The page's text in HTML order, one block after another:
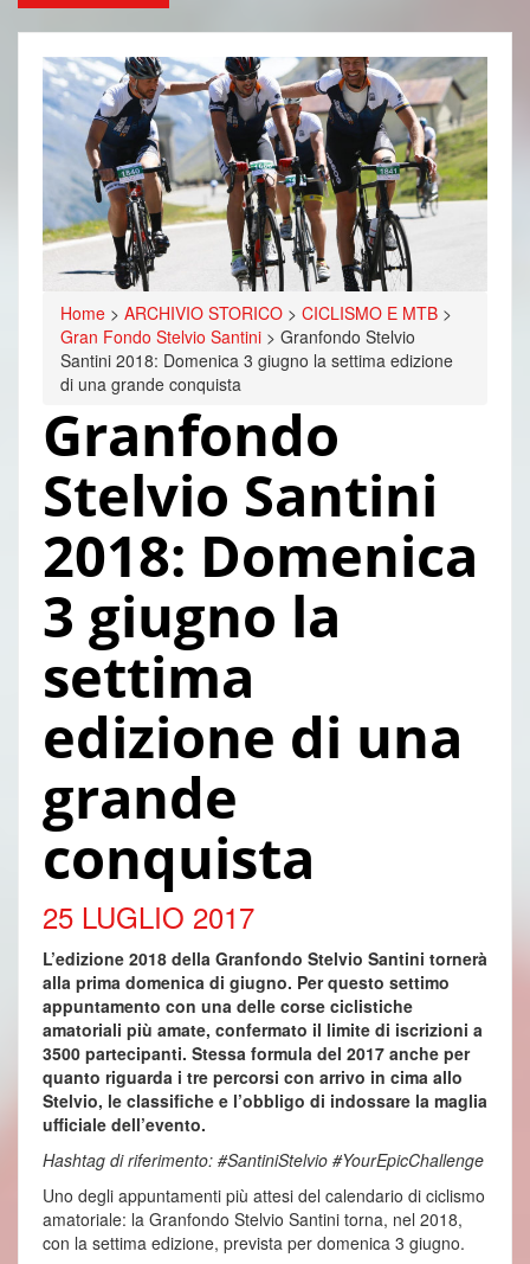
Home > ARCHIVIO STORICO > CICLISMO E MTB >
Gran Fondo Stelvio Santini > Granfondo Stelvio
Santini 2018: Domenica 3 giugno la settima edizione
di una grande conquista
Granfondo
Stelvio Santini
2018: Domenica
3 giugno la
settima
edizione di una
grande
conquista
25 LUGLIO 2017
L’edizione 2018 della Granfondo Stelvio Santini tornerà
alla prima domenica di giugno. Per questo settimo
appuntamento con una delle corse ciclistiche
amatoriali più amate, confermato il limite di iscrizioni a
3500 partecipanti. Stessa formula del 2017 anche per
quanto riguarda i tre percorsi con arrivo in cima allo
Stelvio, le classifiche e l’obbligo di indossare la maglia
ufficiale dell’evento.
Hashtag di riferimento: #SantiniStelvio #YourEpicChallenge
Uno degli appuntamenti più attesi del calendario di ciclismo
amatoriale: la Granfondo Stelvio Santini torna, nel 2018,
con la settima edizione, prevista per domenica 3 giugno.